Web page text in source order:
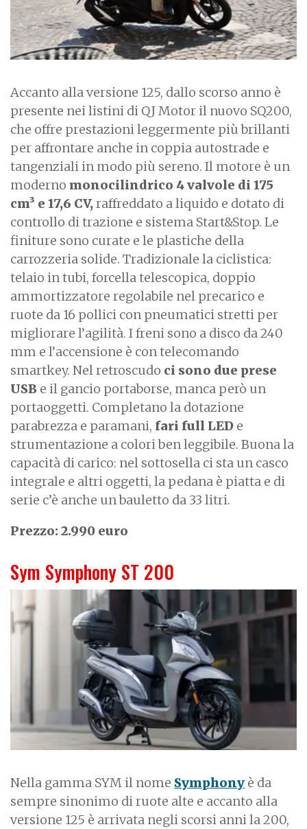
Accanto alla versione 125, dallo scorso anno è
presente nei listini di QJ Motor il nuovo SQ200,
che offre prestazioni leggermente più brillanti
per affrontare anche in coppia autostrade e
tangenziali in modo più sereno. Il motore è un
moderno monocilindrico 4 valvole di 175
cm³ e 17,6 CV,raffreddato a liquido e dotato di
controllo di trazione e sistema Start&Stop. Le
finiture sono curate e le plastiche della
carrozzeria solide. Tradizionale la ciclistica:
telaio in tubi, forcella telescopica, doppio
ammortizzatore regolabile nel precarico e
ruote da 16 pollici con pneumatici stretti per
migliorare l’agilità. I freni sono a disco da 240
mm e l’accensione è con telecomando
smartkey. Nel retroscudo ci sono due prese
USB e il gancio portaborse, manca però un
portaoggetti. Completano la dotazione
parabrezza e paramani, fari full LED e
strumentazione a colori ben leggibile. Buona la
capacità di carico: nel sottosella ci sta un casco
integrale e altri oggetti, la pedana è piatta e di
serie c’è anche un bauletto da 33 litri.
Prezzo: 2.990 euro
Sym Symphony ST 200
m
a
Nella gamma SYM il nome Symphony è da
sempre sinonimo di ruote alte e accanto alla
versione 125 è arrivata negli scorsi anni la 200,